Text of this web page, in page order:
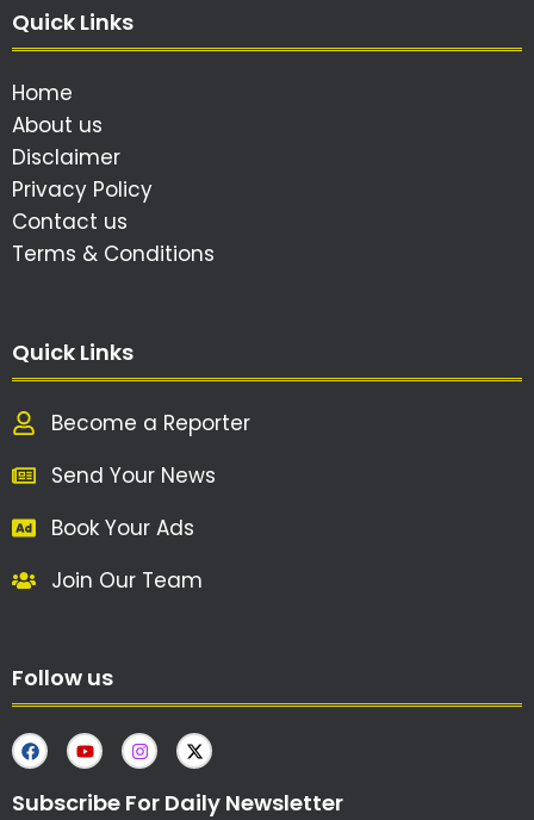
Quick Links
Home
About us
Disclaimer
Privacy Policy
Contact us
Terms & Conditions
Quick Links
Become a Reporter
Send Your News
Book Your Ads
Join Our Team
Follow us
Subscribe For Daily Newsletter